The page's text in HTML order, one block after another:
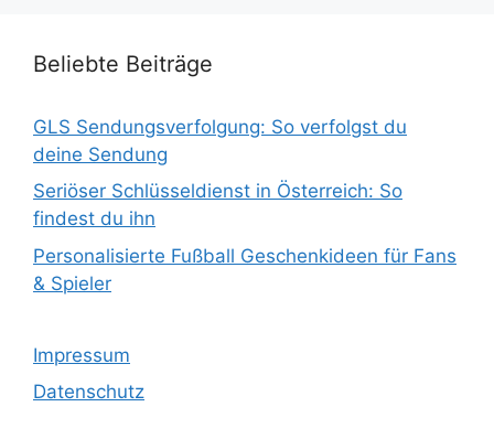
Beliebte Beiträge
GLS Sendungsverfolgung: So verfolgst du
deine Sendung
Seriöser Schlüsseldienst in Österreich: So
findest du ihn
Personalisierte Fußball Geschenkideen für Fans
& Spieler
Impressum
Datenschutz